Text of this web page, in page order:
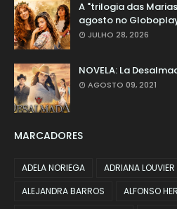
A "trilogia das
agosto no
JULHO 28, 2026
NOVELA: La
AGOSTO 09, 2021
MARCADORES
ADELA NORIEGA ADRIANA LOUVIER
ALEJANDRA BARROS
ALFONSO